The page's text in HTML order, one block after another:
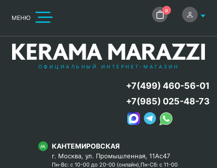
МЕНЮ
0
ОФИЦИАЛЬНЫЙ ИНТЕРНЕТ-МАГАЗИН
КАНТЕМИРОВСКАЯ
г. Москва, ул. Промышленная, 11Ас47
Пн-Вс: с 10-00 до 20-00 (онлайн),Пн-Сб: с 11-00
+7(499) 460-56-01
+7(985) 025-48-73